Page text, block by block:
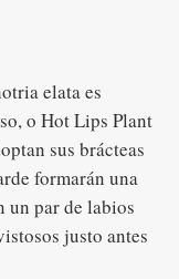
elata es
o Hot Lips Plant
sus brácteas
formarán una
un par de labios
justo antes